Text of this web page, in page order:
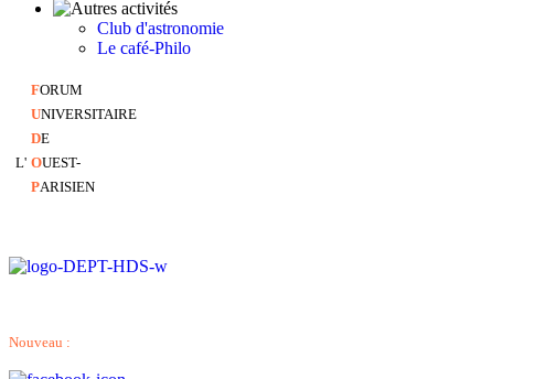
Club d'astronomie
Le café-Philo
FORUM
UNIVERSITAIRE
DE
L' OUEST-
PARISIEN
Nouveau :